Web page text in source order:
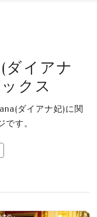
イアナ
クス
ダイアナ妃)に関
す。